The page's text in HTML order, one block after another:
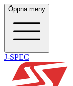
Öppna meny
J-SPEC